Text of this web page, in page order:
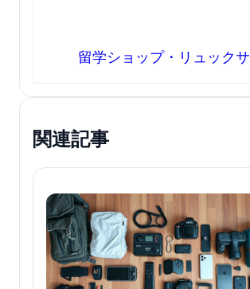
留学ショップ・リュック
関連記事